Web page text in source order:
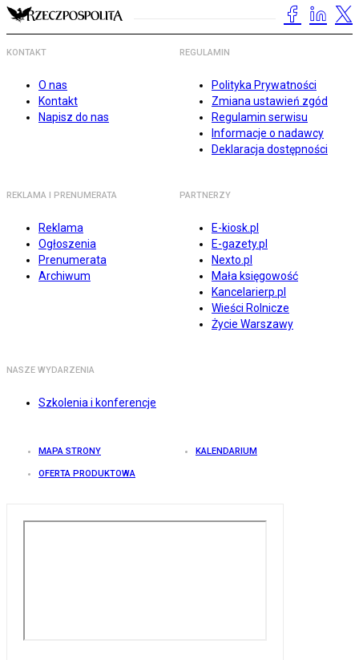
KONTAKT
O nas
Kontakt
Napisz do nas
REGULAMIN
Polityka Prywatności
Zmiana ustawień zgód
Regulamin serwisu
Informacje o nadawcy
Deklaracja dostępności
REKLAMA I PRENUMERATA
Reklama
Ogłoszenia
Prenumerata
Archiwum
PARTNERZY
E-kiosk.pl
E-gazety.pl
Nexto.pl
Mała księgowość
Kancelarierp.pl
Wieści Rolnicze
Życie Warszawy
NASZE WYDARZENIA
Szkolenia i konferencje
MAPA STRONY KALENDARIUM
OFERTA PRODUKTOWA